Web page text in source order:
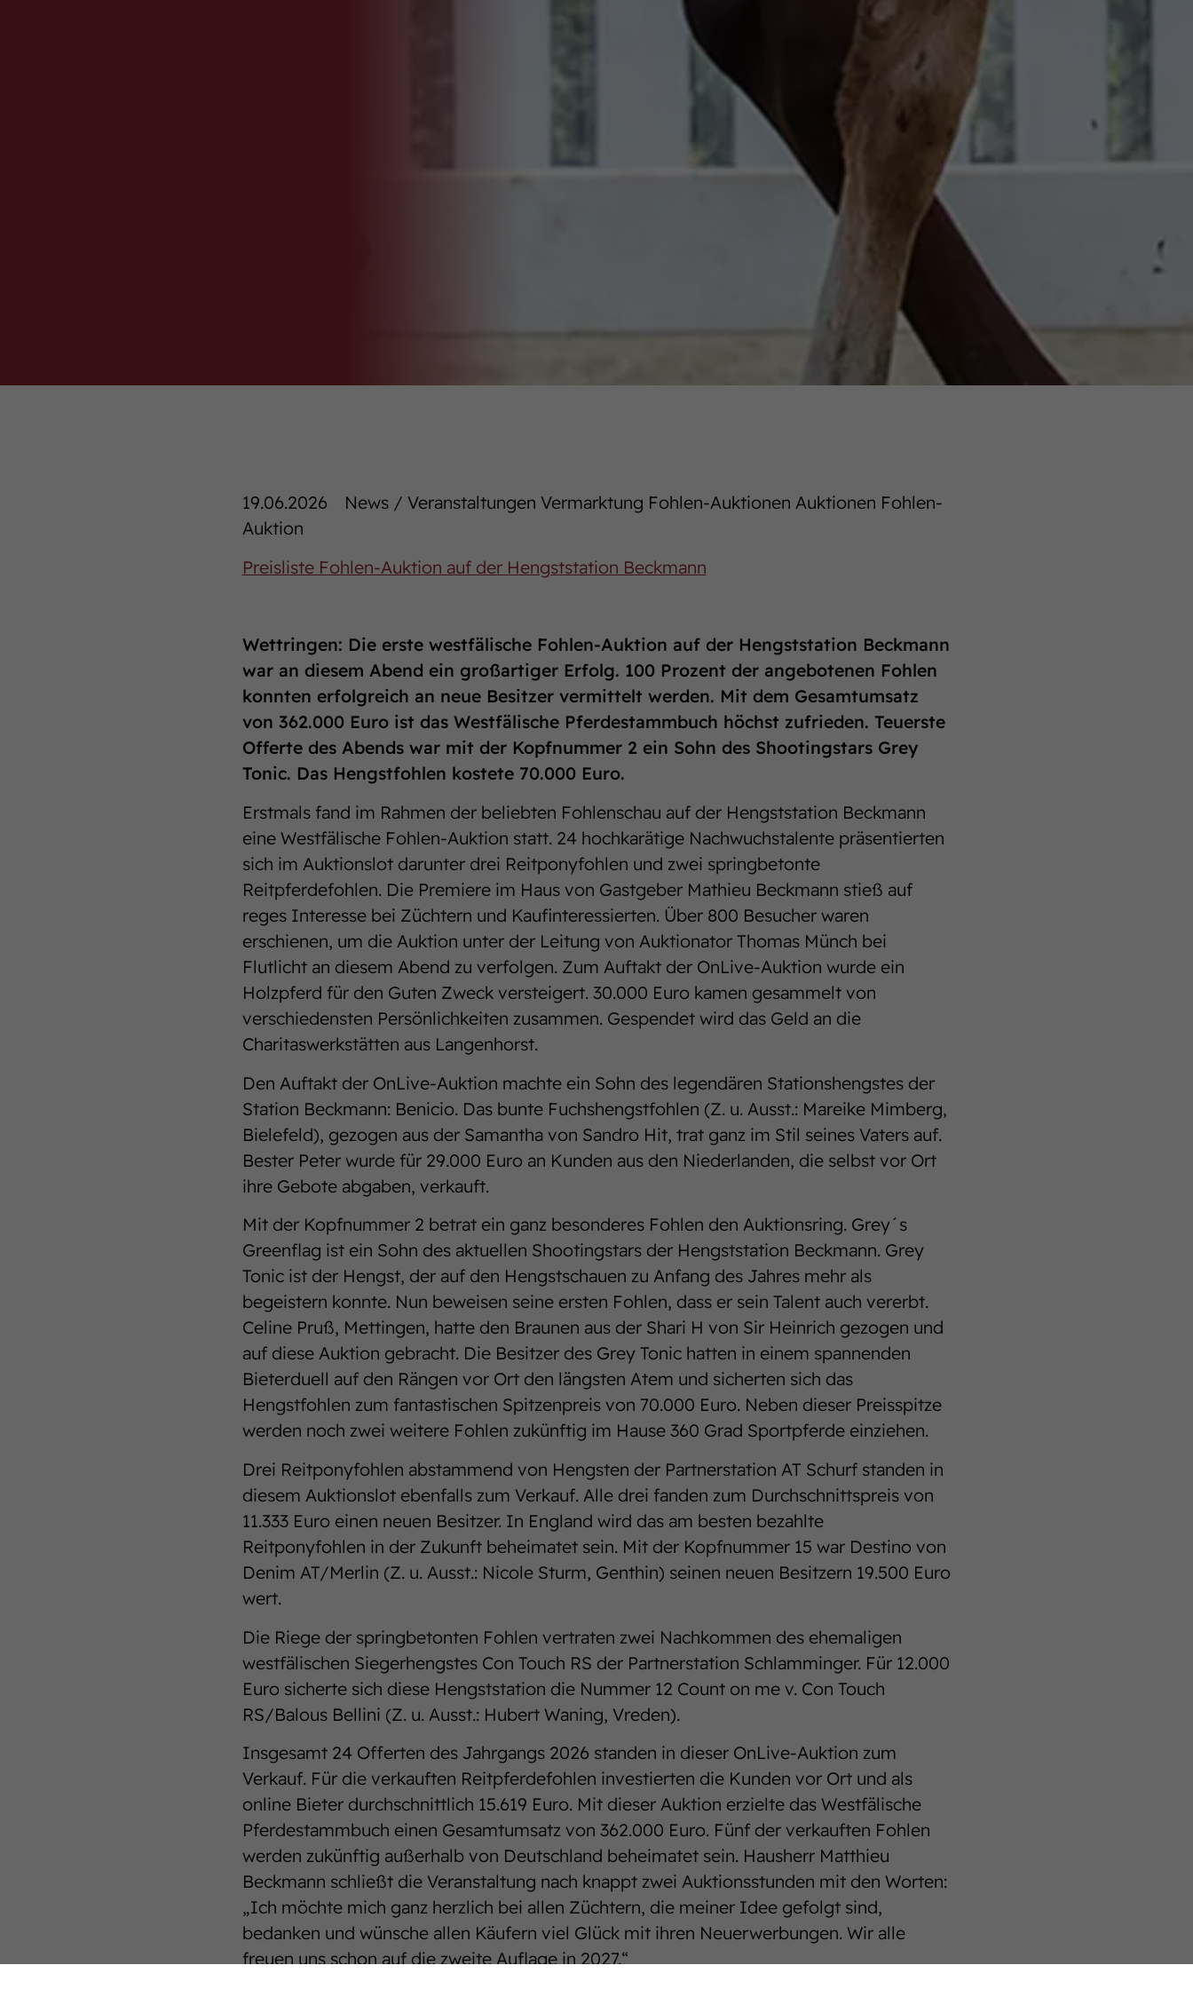
19.06.2026
News / Veranstaltungen Vermarktung Fohlen-Auktionen Auktionen Fohlen-
Auktion
Preisliste Fohlen-Auktion auf der Hengststation Beckmann
Wettringen: Die erste westfälische Fohlen-Auktion auf der Hengststation Beckmann
war an diesem Abend ein großartiger Erfolg. 100 Prozent der angebotenen Fohlen
konnten erfolgreich an neue Besitzer vermittelt werden. Mit dem Gesamtumsatz
von 362.000 Euro ist das Westfälische Pferdestammbuch höchst zufrieden. Teuerste
Offerte des Abends war mit der Kopfnummer 2 ein Sohn des Shootingstars Grey
Tonic. Das Hengstfohlen kostete 70.000 Euro.
Erstmals fand im Rahmen der beliebten Fohlenschau auf der Hengststation Beckmann
eine Westfälische Fohlen-Auktion statt. 24 hochkarätige Nachwuchstalente präsentierten
sich im Auktionslot darunter drei Reitponyfohlen und zwei springbetonte
Reitpferdefohlen. Die Premiere im Haus von Gastgeber Mathieu Beckmann stieß auf
reges Interesse bei Züchtern und Kaufinteressierten. Über 800 Besucher waren
erschienen, um die Auktion unter der Leitung von Auktionator Thomas Münch bei
Flutlicht an diesem Abend zu verfolgen. Zum Auftakt der OnLive-Auktion wurde ein
Holzpferd für den Guten Zweck versteigert. 30.000 Euro kamen gesammelt von
verschiedensten Persönlichkeiten zusammen. Gespendet wird das Geld an die
Charitaswerkstätten aus Langenhorst.
Den Auftakt der OnLive-Auktion machte ein Sohn des legendären Stationshengstes der
Station Beckmann: Benicio. Das bunte Fuchshengstfohlen (Z. u. Ausst.: Mareike Mimberg,
Bielefeld), gezogen aus der Samantha von Sandro Hit, trat ganz im Stil seines Vaters auf.
Bester Peter wurde für 29.000 Euro an Kunden aus den Niederlanden, die selbst vor Ort
ihre Gebote abgaben, verkauft.
Mit der Kopfnummer 2 betrat ein ganz besonderes Fohlen den Auktionsring. Grey´s
Greenflag ist ein Sohn des aktuellen Shootingstars der Hengststation Beckmann. Grey
Tonic ist der Hengst, der auf den Hengstschauen zu Anfang des Jahres mehr als
begeistern konnte. Nun beweisen seine ersten Fohlen, dass er sein Talent auch vererbt.
Celine Pruß, Mettingen, hatte den Braunen aus der Shari H von Sir Heinrich gezogen und
auf diese Auktion gebracht. Die Besitzer des Grey Tonic hatten in einem spannenden
Bieterduell auf den Rängen vor Ort den längsten Atem und sicherten sich das
Hengstfohlen zum fantastischen Spitzenpreis von 70.000 Euro. Neben dieser Preisspitze
werden noch zwei weitere Fohlen zukünftig im Hause 360 Grad Sportpferde einziehen.
Drei Reitponyfohlen abstammend von Hengsten der Partnerstation AT Schurf standen in
diesem Auktionslot ebenfalls zum Verkauf. Alle drei fanden zum Durchschnittspreis von
11.333 Euro einen neuen Besitzer. In England wird das am besten bezahlte
Reitponyfohlen in der Zukunft beheimatet sein. Mit der Kopfnummer 15 war Destino von
Denim AT/Merlin (Z. u. Ausst.: Nicole Sturm, Genthin) seinen neuen Besitzern 19.500 Euro
wert.
Die Riege der springbetonten Fohlen vertraten zwei Nachkommen des ehemaligen
westfälischen Siegerhengstes Con Touch RS der Partnerstation Schlamminger. Für 12.000
Euro sicherte sich diese Hengststation die Nummer 12 Count on me v. Con Touch
RS/Balous Bellini (Z. u. Ausst.: Hubert Waning, Vreden).
Insgesamt 24 Offerten des Jahrgangs 2026 standen in dieser OnLive-Auktion zum
Verkauf. Für die verkauften Reitpferdefohlen investierten die Kunden vor Ort und als
online Bieter durchschnittlich 15.619 Euro. Mit dieser Auktion erzielte das Westfälische
Pferdestammbuch einen Gesamtumsatz von 362.000 Euro. Fünf der verkauften Fohlen
werden zukünftig außerhalb von Deutschland beheimatet sein. Hausherr Matthieu
Beckmann schließt die Veranstaltung nach knappt zwei Auktionsstunden mit den Worten:
„Ich möchte mich ganz herzlich bei allen Züchtern, die meiner Idee gefolgt sind,
bedanken und wünsche allen Käufern viel Glück mit ihren Neuerwerbungen. Wir alle
freuen uns schon auf die zweite Auflage in 2027.“